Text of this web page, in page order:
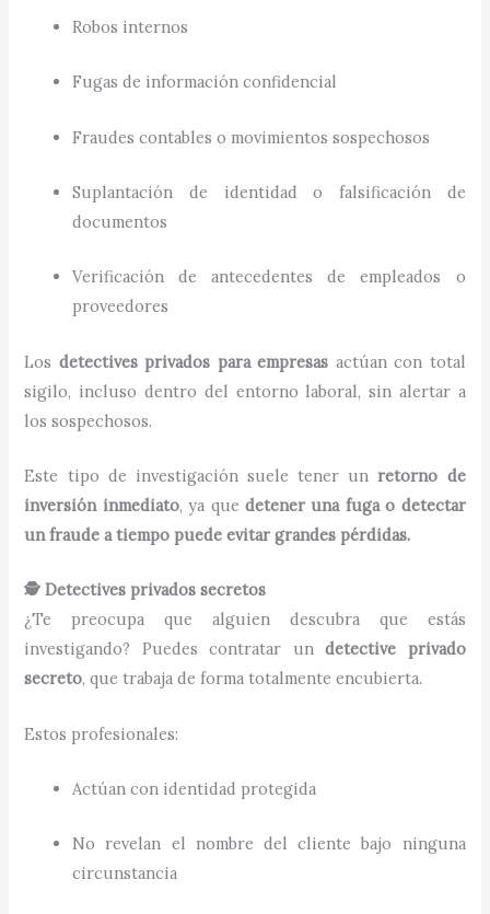
Robos internos
Fugas de información confidencial
Fraudes contables o movimientos sospechosos
Suplantación de identidad o falsificación de
documentos
Verificación de antecedentes de empleados o
proveedores
Los detectives privados para empresas actúan con total
sigilo, incluso dentro del entorno laboral, sin alertar a
los sospechosos.
Este tipo de investigación suele tener unretorno de
inversión inmediato, ya quedetener una fuga o detectar
un fraude a tiempo puede evitar grandes pérdidas.
🕵️ Detectives privados secretos
¿Te preocupa que alguien descubra que estás
investigando? Puedes contratar undetective privado
secreto, que trabaja de forma totalmente encubierta.
Estos profesionales:
Actúan con identidad protegida
No revelan el nombre del cliente bajo ninguna
circunstancia